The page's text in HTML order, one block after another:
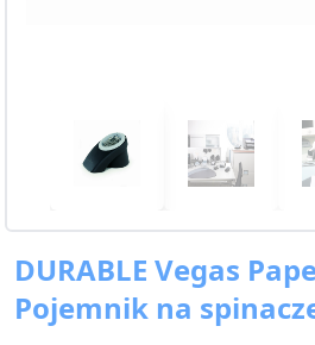
DURABLE Vegas
Pojemnik na